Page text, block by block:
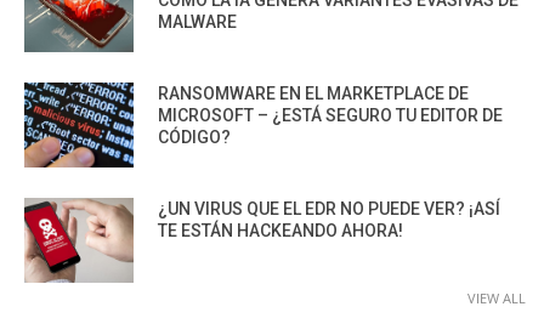
MALWARE
RANSOMWARE EN EL MARKETPLACE DE
MICROSOFT – ¿ESTÁ SEGURO TU EDITOR DE
CÓDIGO?
¿UN VIRUS QUE EL EDR NO PUEDE VER? ¡ASÍ
TE ESTÁN HACKEANDO AHORA!
VIEW ALL